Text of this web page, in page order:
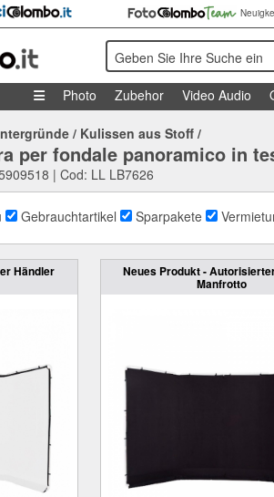
Geben Sie Ihre Suche ein
Photo
Zubehor Video Audio
/ Kulissen aus Stoff /
per fondale panoramico in
| Cod: LL LB7626
Gebrauchtartikel Sparpakete
Händler Neues Produkt -
Manfrotto